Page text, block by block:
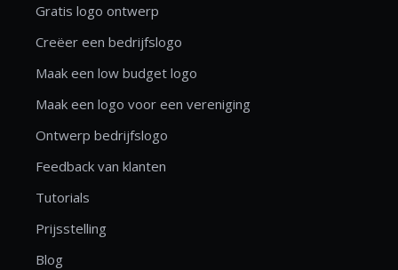
Gratis logo ontwerp
Creëer een bedrijfslogo
Maak een low budget logo
Maak een logo voor een vereniging
Ontwerp bedrijfslogo
Feedback van klanten
Tutorials
Prijsstelling
Blog